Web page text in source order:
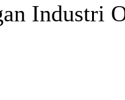
Industri